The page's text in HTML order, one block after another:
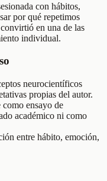
con hábitos,
por qué repetimos
en una de las
individual.
neurocientíficos
propias del autor.
ensayo de
académico ni como
entre hábito, emoción,